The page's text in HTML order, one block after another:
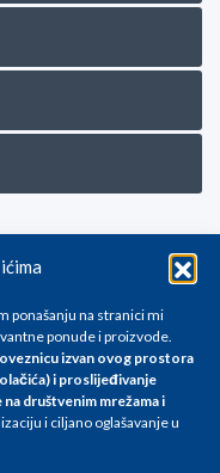
ponašanju na stranici mi
ponude i proizvode.
izvan ovog prostora
i proslijeđivanje
na društvenim mrežama i
i ciljano oglašavanje u
nam se na
karaktera i podložne su
Eurima i uključuju PDV. Sve